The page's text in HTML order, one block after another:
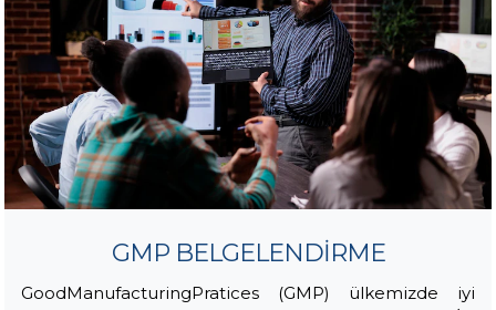
GMP BELGELENDİRME
GoodManufacturingPratices (GMP) ülkemizde iyi